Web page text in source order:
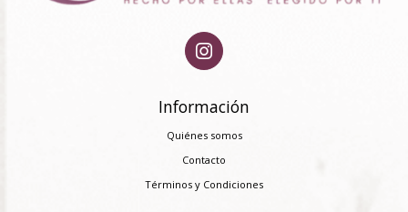
Información
Quiénes somos
Contacto
Términos y Condiciones